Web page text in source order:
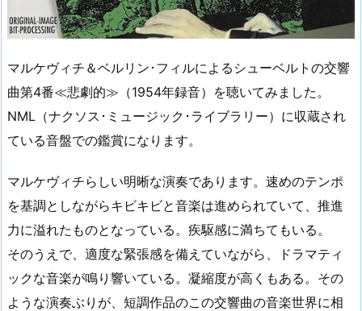
マルケヴィチ＆ベルリン･フィルによるシューベルトの交響
曲第4番≪悲劇的≫（1954年録音）を聴いてみました。
NML（ナクソス･ミュージック･ライブラリー）に収蔵され
ている音盤での鑑賞になります。
マルケヴィチらしい明晰な演奏であります。速めのテンポ
を基調としながらキビキビと音楽は進められていて、推進
力に溢れたものとなっている。疾駆感に満ちてもいる。
そのうえで、適度な緊張感を備えていながら、ドラマティ
ックな音楽が鳴り響いている。凝縮度が高くもある。その
ような演奏ぶりが、短調作品のこの交響曲の音楽世界に相